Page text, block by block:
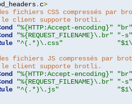
. c>
fichiers CSS compressés
client supporte brotli.
"%{HTTP:Accept-encoding}"
"br"
"%{REQUEST_FILENAME}\.br"
"-s"
"^(.*)\.css"
fichiers JS compressés par
client supporte brotli.
"%{HTTP:Accept-encoding}"
"br"
"%{REQUEST_FILENAME}\.br"
"-s"
"^(.*)\.js"